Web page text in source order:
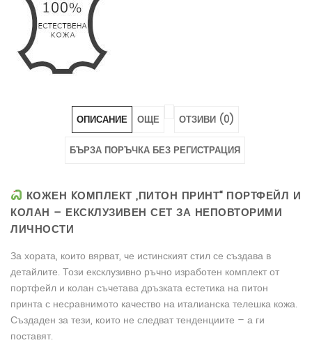
Колан
АРТ#
5011"
Колан
АРТ#
5011"
Pinterest
Колан
АРТ#
5011"
LinkedIn
ОПИСАНИЕ ОЩЕ ОТЗИВИ (0)
БЪРЗА ПОРЪЧКА БЕЗ РЕГИСТРАЦИЯ
КОЖЕН KОМПЛЕКТ „ПИТОН ПРИНТ“ ПОРТФЕЙЛ И
КОЛАН – ЕКСКЛУЗИВЕН СЕТ ЗА НЕПОВТОРИМИ
ЛИЧНОСТИ
За хората, които вярват, че истинският стил се създава в
детайлите. Този ексклузивно ръчно изработен комплект от
портфейл и колан съчетава дръзката естетика на питон
принта с несравнимото качество на италианска телешка кожа.
Създаден за тези, които не следват тенденциите – а ги
поставят.